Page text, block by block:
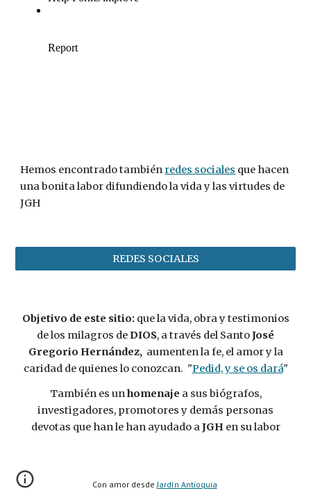
Hemos encontrado también redes sociales que hacen
una bonita labor difundiendo la vida y las virtudes de
JGH
REDES SOCIALES
Objetivo de este sitio:que la vida, obra y testimonios
de los milagros deDIOS, a través del SantoJosé
Gregorio Hernández, aumenten la fe, el amor y la
caridad de quienes lo conozcan. "Pedid, y se os dará"
También es unhomenaje a sus biógrafos,
investigadores, promotores y demás personas
devotas que han le han ayudado aJGH en su labor
Con amor desdeJardín Antioquia